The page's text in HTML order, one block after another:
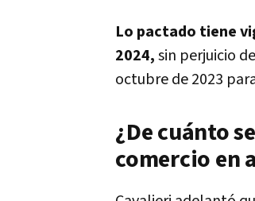
Lo pactado tiene
2024,sin perjuicio
octubre de 2023
¿De cuánto
comercio en